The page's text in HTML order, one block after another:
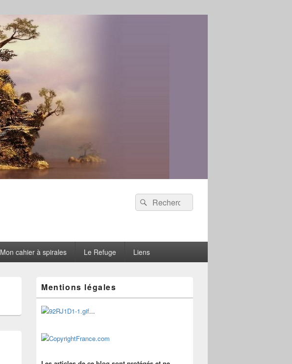
Recherche :
Rechercher
Mon cahier à spirales Le Refuge Liens
principale
de
widget
pour
barre
latérale
Mentions légales
...